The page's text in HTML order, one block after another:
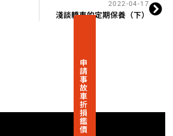
申
請
事
故
車
折
損
鑑
價
2022-04-17
淺談轎車的定期保養（下）